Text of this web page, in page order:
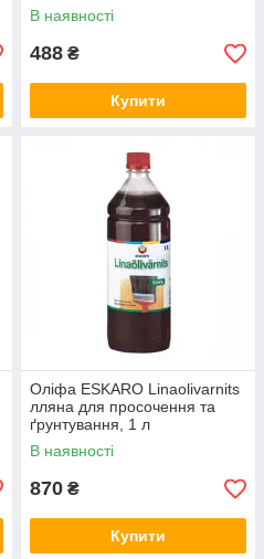
В наявності
488 ₴
Купити
Оліфа ESKARO Linaolivarnits
лляна для просочення та
ґрунтування, 1 л
В наявності
870 ₴
Купити